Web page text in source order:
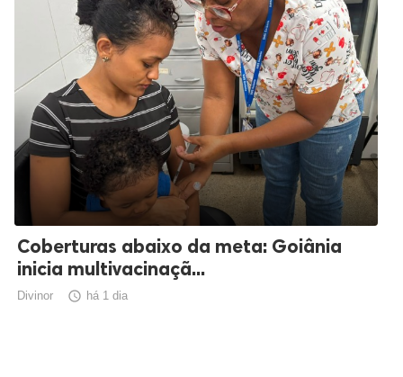
Coberturas abaixo da meta: Goiânia
inicia multivacinaçã...
Divinor  há 1 dia